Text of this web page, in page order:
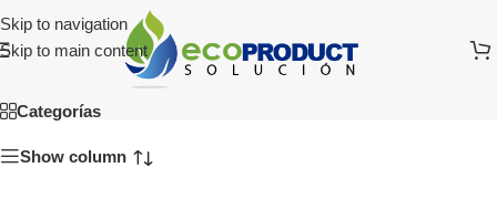
Skip to navigation
Skip to main content
Descontaminación
Categorías
Show column